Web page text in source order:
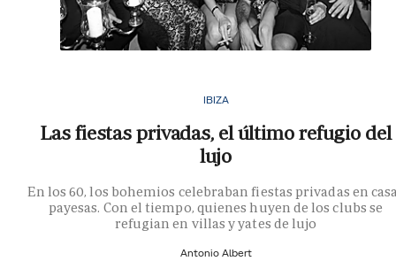
IBIZA
Las fiestas privadas, el último refugio del
lujo
En los 60, los bohemios celebraban fiestas privadas en
payesas. Con el tiempo, quienes huyen de los clubs se
refugian en villas y yates de lujo
Antonio Albert